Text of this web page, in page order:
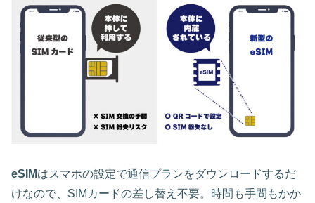
eSIMはスマホの設定で通信プランをダウンロードするだ
けなので、SIMカードの差し替え不要。時間も手間もかか